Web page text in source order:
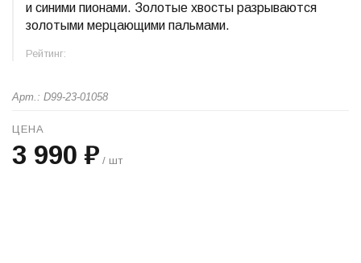
и синими пионами. Золотые хвосты разрываются
золотыми мерцающими пальмами.
Рейтинг:
Арт.: D99-23-01058
ЦЕНА
3 990 ₽ / шт